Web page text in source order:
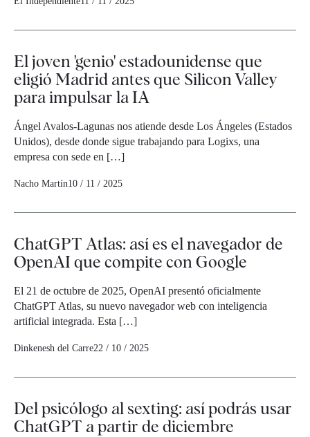
El joven 'genio' estadounidense que
eligió Madrid antes que Silicon Valley
para impulsar la IA
Ángel Avalos-Lagunas nos atiende desde Los Ángeles (Estados
Unidos), desde donde sigue trabajando para Logixs, una
empresa con sede en […]
Nacho Martín10 / 11 / 2025
ChatGPT Atlas: así es el navegador de
OpenAI que compite con Google
El 21 de octubre de 2025, OpenAI presentó oficialmente
ChatGPT Atlas, su nuevo navegador web con inteligencia
artificial integrada. Esta […]
Dinkenesh del Carre22 / 10 / 2025
Del psicólogo al sexting: así podrás usar
ChatGPT a partir de diciembre